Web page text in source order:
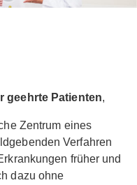
geehrte Patienten,
Zentrum eines
Verfahren
früher und
dazu ohne